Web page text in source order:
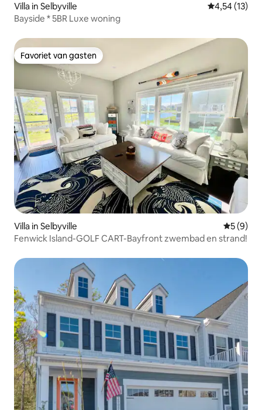
Villa in Selbyville Gemiddelde
4,54 (13)
Bayside * 5BR Luxe woning
Favoriet van gasten
Favoriet van gasten
Villa in Selbyville
5 (9)
Fenwick Island-GOLF CART-Bayfront zwembad en strand!